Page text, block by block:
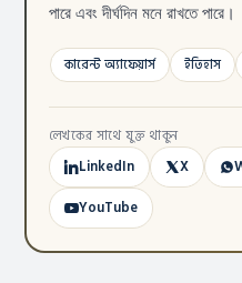
পারে এবং দীর্ঘদিন মনে রাখতে পারে।
কারেন্ট অ্যাফেয়ার্স ইতিহাস
লেখকের সাথে যুক্ত থাকুন
LinkedIn X
YouTube